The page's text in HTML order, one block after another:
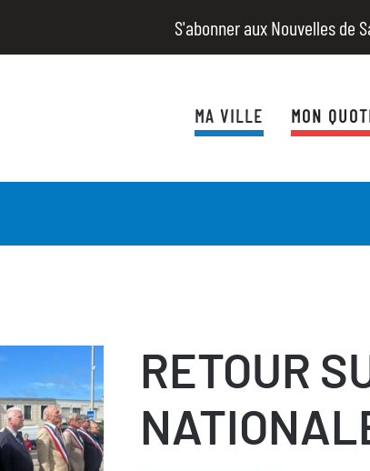
S'abonner aux Nouvelles de
MA VILLE MON
RETOUR